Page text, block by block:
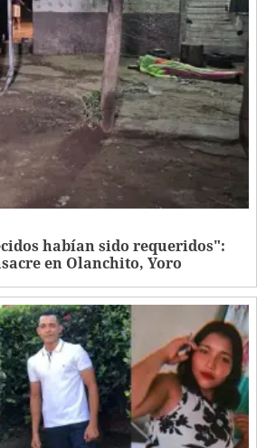
habían sido requeridos":
en Olanchito, Yoro